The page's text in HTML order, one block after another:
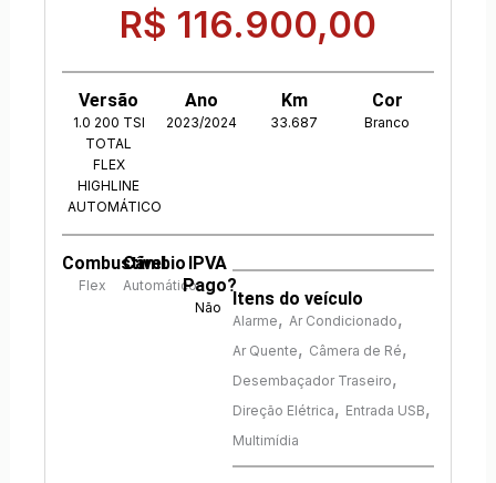
R$ 116.900,00
Versão
1.0 200 TSI
TOTAL
FLEX
HIGHLINE
AUTOMÁTICO
Ano
2023/2024
Km
33.687
Cor
Branco
Combustível
Flex
Câmbio
Automático
IPVA
Pago?
Não Itens do veículo
Alarme, Ar Condicionado,
Ar Quente, Câmera de Ré,
Desembaçador Traseiro,
Direção Elétrica, Entrada USB,
Multimídia